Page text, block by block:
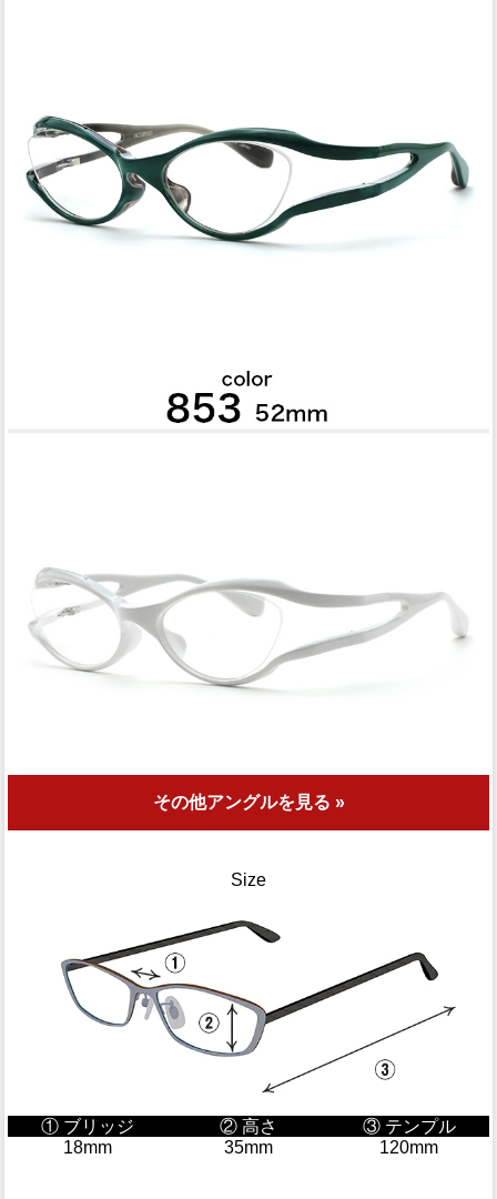
その他アングルを見る »
Size
① ブリッジ ② 高さ
③ テンプル
18mm
35mm 120mm